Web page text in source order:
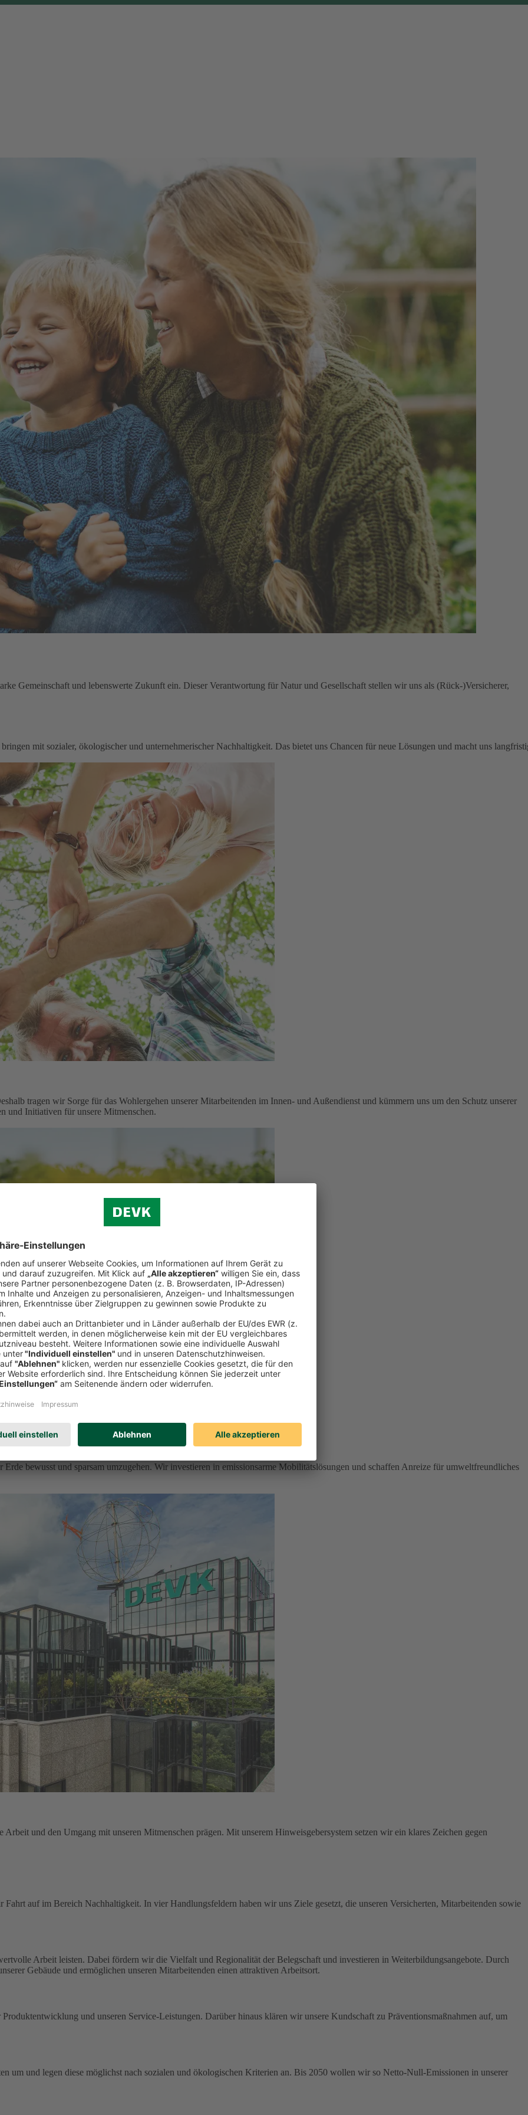
Gemeinschaft und lebenswerte Zukunft ein. Dieser Verantwortung für Natur und Gesellschaft stellen wir uns als (Rück-)Versicherer,
mit sozialer, ökologischer und unternehmerischer Nachhaltigkeit. Das bietet uns Chancen für neue Lösungen und macht uns
tragen wir Sorge für das Wohlergehen unserer Mitarbeitenden im Innen- und Außendienst und kümmern uns um den Schutz unserer
und Initiativen für unsere Mitmenschen.
bewusst und sparsam umzugehen. Wir investieren in emissionsarme Mobilitätslösungen und schaffen Anreize für umweltfreundliches
und den Umgang mit unseren Mitmenschen prägen. Mit unserem Hinweisgebersystem setzen wir ein klares Zeichen gegen
auf im Bereich Nachhaltigkeit. In vier Handlungsfeldern haben wir uns Ziele gesetzt, die unseren Versicherten, Mitarbeitenden sowie
Arbeit leisten. Dabei fördern wir die Vielfalt und Regionalität der Belegschaft und investieren in Weiterbildungsangebote. Durch
Gebäude und ermöglichen unseren Mitarbeitenden einen attraktiven Arbeitsort.
und unseren Service-Leistungen. Darüber hinaus klären wir unsere Kundschaft zu Präventionsmaßnahmen auf, um
um und legen diese möglichst nach sozialen und ökologischen Kriterien an. Bis 2050 wollen wir so Netto-Null-Emissionen in unserer